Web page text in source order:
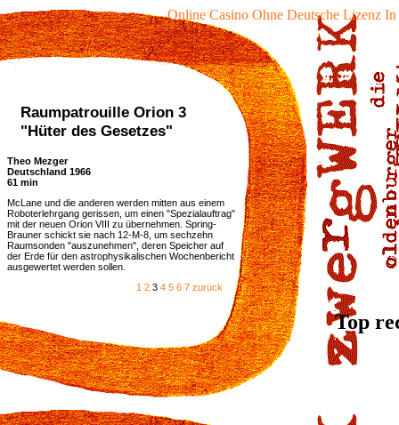
Online Casino Ohne Deutsche Lizenz In
Raumpatrouille Orion 3
"Hüter des Gesetzes"
Theo Mezger
Deutschland 1966
61 min
McLane und die anderen werden mitten aus einem
Roboterlehrgang gerissen, um einen "Spezialauftrag"
mit der neuen Orion VIII zu übernehmen. Spring-
Brauner schickt sie nach 12-M-8, um sechzehn
Raumsonden "auszunehmen", deren Speicher auf
der Erde für den astrophysikalischen Wochenbericht
ausgewertet werden sollen.
1 2 3 4 5 6 7 zurück
Top